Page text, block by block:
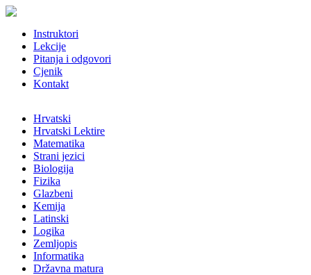
Instruktori
Lekcije
Pitanja i odgovori
Cjenik
Kontakt
Hrvatski
Hrvatski Lektire
Matematika
Strani jezici
Biologija
Fizika
Glazbeni
Kemija
Latinski
Logika
Zemljopis
Informatika
Državna matura